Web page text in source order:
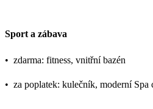
Sport a zábava
• zdarma: fitness, vnitřní bazén
• za poplatek: kulečník, moderní Spa